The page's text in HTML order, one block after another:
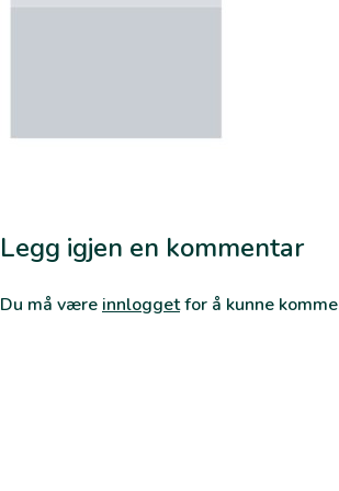
Legg igjen en kommentar
Du må være innloggetfor å kunne